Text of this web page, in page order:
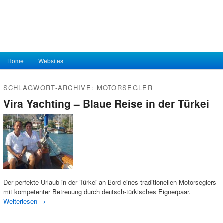
Hauptmenü
Zum Inhalt wechseln
Zum sekundären Inhalt wechseln
Home Websites
SCHLAGWORT-ARCHIVE: MOTORSEGLER
Vira Yachting – Blaue Reise in der Türkei
Der perfekte Urlaub in der Türkei an Bord eines traditionellen Motorseglers
mit kompetenter Betreuung durch deutsch-türkisches Eignerpaar.
Weiterlesen →